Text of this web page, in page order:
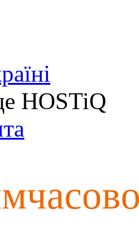
HOSTiQ